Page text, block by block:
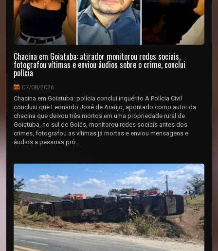
Chacina em Goiatuba: atirador monitorou redes sociais,
fotografou vítimas e enviou áudios sobre o crime, conclui
polícia
07/08/2026
Chacina em Goiatuba: polícia conclui inquérito A Polícia Civil
concluiu que Leonardo José de Araújo, apontado como autor da
chacina que deixou três mortos em uma propriedade rural de
Goiatuba, no sul de Goiás, monitorou redes sociais antes dos
crimes, fotografou as vítimas já mortas e enviou mensagens e
áudios a pessoas pró...